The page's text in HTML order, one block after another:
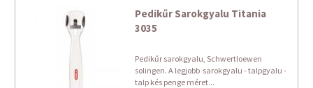
Pedikűr Sarokgyalu Titania
3035
Pedikűr sarokgyalu, Schwertloewen
solingen. A legjobb sarokgyalu - talpgyalu -
talp kés penge méret...